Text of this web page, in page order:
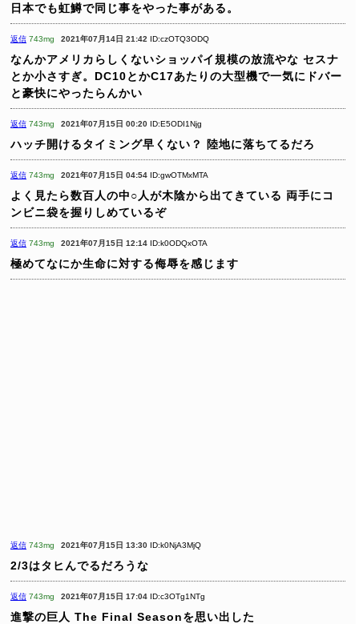
日本でも虹鱒で同じ事をやった事がある。
返信 743mg 2021年07月14日 21:42 ID:czOTQ3ODQ
なんかアメリカらしくないショッパイ規模の放流やな セスナ
とか小さすぎ。DC10とかC17あたりの大型機で一気にドバー
と豪快にやったらんかい
返信 743mg 2021年07月15日 00:20 ID:E5ODI1Njg
ハッチ開けるタイミング早くない？ 陸地に落ちてるだろ
返信 743mg 2021年07月15日 04:54 ID:gwOTMxMTA
よく見たら数百人の中○人が木陰から出てきている 両手にコ
ンビニ袋を握りしめているぞ
返信 743mg 2021年07月15日 12:14 ID:k0ODQxOTA
極めてなにか生命に対する侮辱を感じます
返信 743mg 2021年07月15日 13:30 ID:k0NjA3MjQ
2/3はタヒんでるだろうな
返信 743mg 2021年07月15日 17:04 ID:c3OTg1NTg
進撃の巨人 The Final Seasonを思い出した